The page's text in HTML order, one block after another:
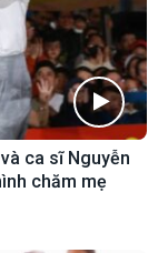
ca sĩ Nguyễn
chăm mẹ